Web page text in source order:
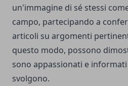
un'immagine di sé stessi
campo, partecipando a
articoli su argomenti
questo modo, possono
sono appassionati e
svolgono.